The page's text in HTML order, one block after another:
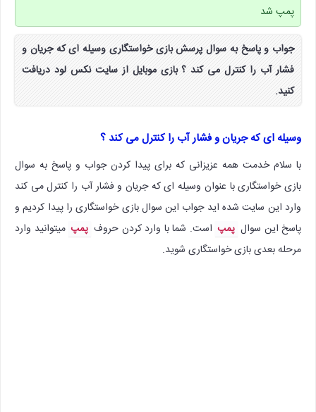
پمپ شد
جواب و پاسخ به سوال پرسش بازی خواستگاری وسیله ای که جریان و
فشار آب را کنترل می کند ؟ بازی موبایل از سایت نکس لود دریافت
کنید.
وسیله ای که جریان و فشار آب را کنترل می کند ؟
با سلام خدمت همه عزیزانی که برای پیدا کردن جواب و پاسخ به سوال
بازی خواستگاری با عنوان وسیله ای که جریان و فشار آب را کنترل می کند
وارد این سایت شده اید جواب این سوال بازی خواستگاری را پیدا کردیم و
پاسخ این سوال پمپ است. شما با وارد کردن حروف پمپ میتوانید وارد
مرحله بعدی بازی خواستگاری شوید.